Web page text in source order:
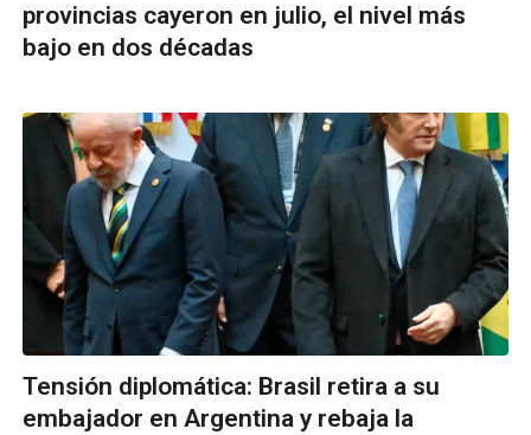
provincias cayeron en julio, el nivel más
bajo en dos décadas
Tensión diplomática: Brasil retira a su
embajador en Argentina y rebaja la